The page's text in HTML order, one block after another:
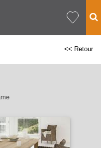
<< Retour